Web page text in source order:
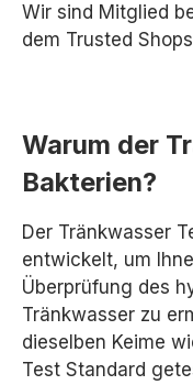
Wir sind Mitglied
dem Trusted
Warum der
Bakterien?
Der Tränkwasser
entwickelt, um
Überprüfung des
Tränkwasser zu
dieselben Keime
Test Standard